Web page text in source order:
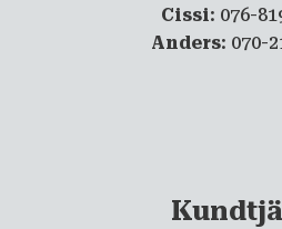
Cissi: 076-
Anders: 070-